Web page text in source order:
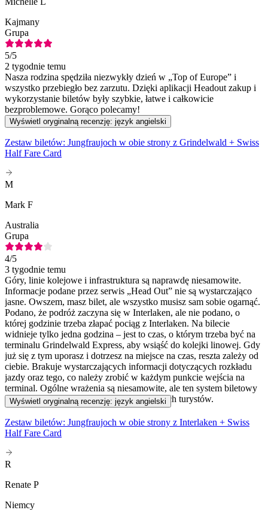
Kajmany
Grupa
5/5
2 tygodnie temu
Nasza rodzina spędziła niezwykły dzień w „Top of Europe” i
wszystko przebiegło bez zarzutu. Dzięki aplikacji Headout zakup i
wykorzystanie biletów były szybkie, łatwe i całkowicie
bezproblemowe. Gorąco polecamy!
Wyświetl oryginalną recenzję: język angielski
Zestaw biletów: Jungfraujoch w obie strony z Grindelwald + Swiss
Half Fare Card
M
Mark F
Australia
Grupa
4/5
3 tygodnie temu
Góry, linie kolejowe i infrastruktura są naprawdę niesamowite.
Informacje podane przez serwis „Head Out” nie są wystarczająco
jasne. Owszem, masz bilet, ale wszystko musisz sam sobie ogarnąć.
Podano, że podróż zaczyna się w Interlaken, ale nie podano, o
której godzinie trzeba złapać pociąg z Interlaken. Na bilecie
widnieje tylko jedna godzina – jest to czas, o którym trzeba być na
terminalu Grindelwald Express, aby wsiąść do kolejki linowej. Gdy
już się z tym uporasz i dotrzesz na miejsce na czas, reszta zależy od
ciebie. Brakuje wystarczających informacji dotyczących rozkładu
jazdy oraz tego, co należy zrobić w każdym punkcie wejścia na
terminal. Ogólne wrażenia są niesamowite, ale ten system biletowy
wymaga więcej informacji dla podróżujących turystów.
Wyświetl oryginalną recenzję: język angielski
Zestaw biletów: Jungfraujoch w obie strony z Interlaken + Swiss
Half Fare Card
R
Renate P
Niemcy